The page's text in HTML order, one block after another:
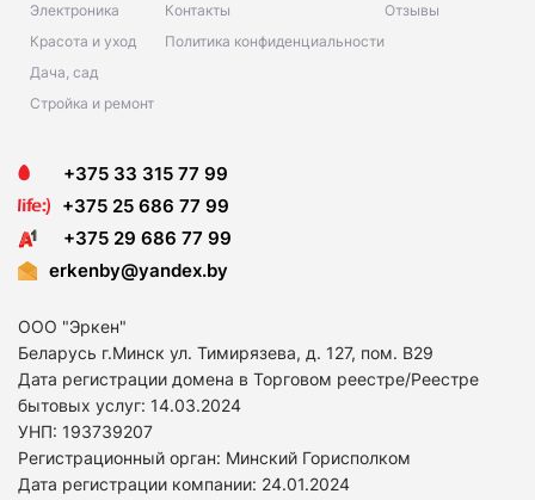
Электроника
Красота и уход
Дача, сад
Стройка и ремонт
Контакты
Политика конфиденциальности
Отзывы
+375 33 315 77 99
+375 25 686 77 99
+375 29 686 77 99
erkenby@yandex.by
ООО "Эркен"
Беларусь г.Минск ул. Тимирязева, д. 127, пом. В29
Дата регистрации домена в Торговом реестре/Реестре
бытовых услуг: 14.03.2024
УНП: 193739207
Регистрационный орган: Минский Горисполком
Дата регистрации компании: 24.01.2024